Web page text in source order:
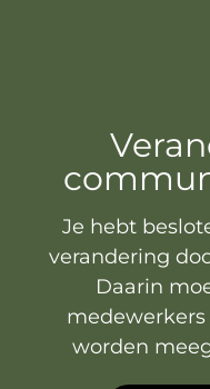
Je hebt
verandering
Daarin
worden